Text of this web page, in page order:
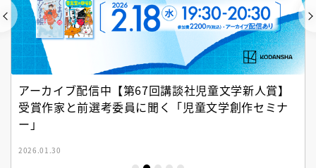
アーカイブ配信中【第67回講談社児童文学新人賞】
受賞作家と前選考委員に聞く「児童文学創作セミナ
ー」
2026.01.30